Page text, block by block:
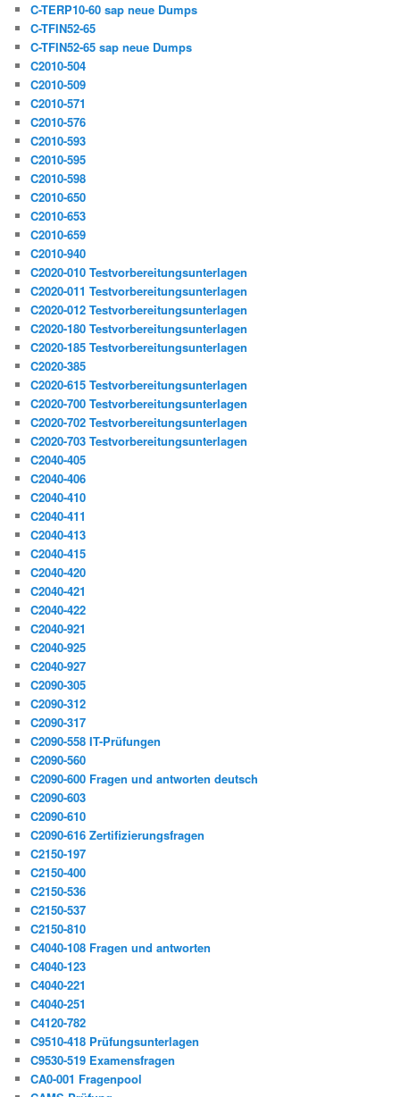
C-TERP10-60 sap neue Dumps
C-TFIN52-65
C-TFIN52-65 sap neue Dumps
C2010-504
C2010-509
C2010-571
C2010-576
C2010-593
C2010-595
C2010-598
C2010-650
C2010-653
C2010-659
C2010-940
C2020-010 Testvorbereitungsunterlagen
C2020-011 Testvorbereitungsunterlagen
C2020-012 Testvorbereitungsunterlagen
C2020-180 Testvorbereitungsunterlagen
C2020-185 Testvorbereitungsunterlagen
C2020-385
C2020-615 Testvorbereitungsunterlagen
C2020-700 Testvorbereitungsunterlagen
C2020-702 Testvorbereitungsunterlagen
C2020-703 Testvorbereitungsunterlagen
C2040-405
C2040-406
C2040-410
C2040-411
C2040-413
C2040-415
C2040-420
C2040-421
C2040-422
C2040-921
C2040-925
C2040-927
C2090-305
C2090-312
C2090-317
C2090-558 IT-Prüfungen
C2090-560
C2090-600 Fragen und antworten deutsch
C2090-603
C2090-610
C2090-616 Zertifizierungsfragen
C2150-197
C2150-400
C2150-536
C2150-537
C2150-810
C4040-108 Fragen und antworten
C4040-123
C4040-221
C4040-251
C4120-782
C9510-418 Prüfungsunterlagen
C9530-519 Examensfragen
CA0-001 Fragenpool